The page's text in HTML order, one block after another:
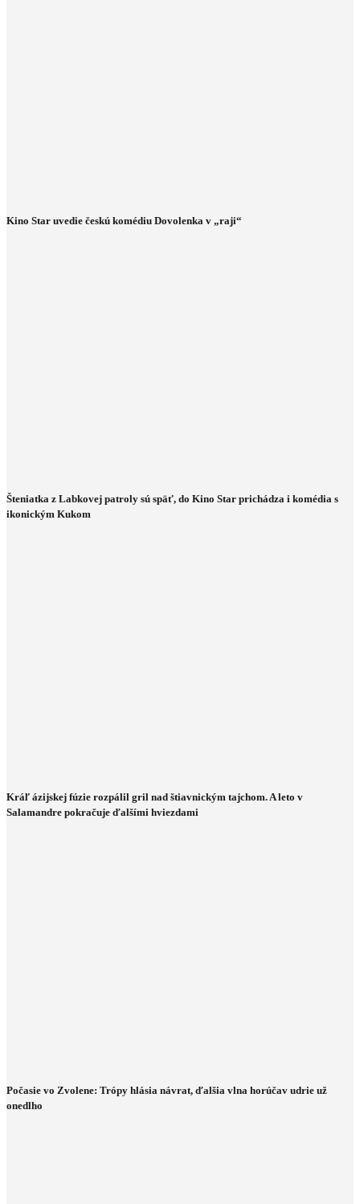
Kino Star uvedie českú komédiu Dovolenka v „raji“
Šteniatka z Labkovej patroly sú späť, do Kino Star prichádza i komédia s
ikonickým Kukom
Kráľ ázijskej fúzie rozpálil gril nad štiavnickým tajchom. A leto v
Salamandre pokračuje ďalšími hviezdami
Počasie vo Zvolene: Trópy hlásia návrat, ďalšia vlna horúčav udrie už
onedlho